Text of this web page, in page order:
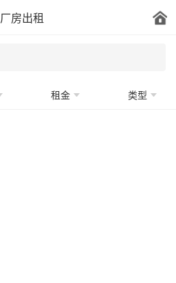
厂房出租
租金 类型